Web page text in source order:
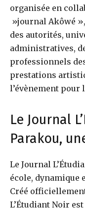
organisée en
»journal Akôwé
des autorités,
administratives,
professionnels
prestations
l’évènement
Le Journal
Parakou,
Le Journal
école, dynamique
Créé
L’Étudiant Noir